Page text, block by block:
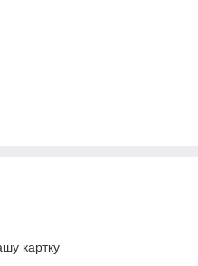
картку